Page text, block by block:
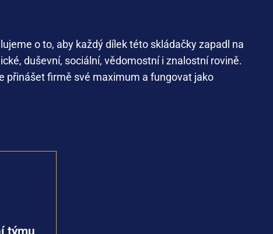
oto, aby každýdílektéto skládačkyzapadl na
, duševní, sociální, vědomostníi znalostní rovině.
přinášetfirmě své maximum a fungovat jako
týmu
a